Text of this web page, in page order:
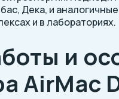
Дека, и
и в лабораториях.
и
AirMac